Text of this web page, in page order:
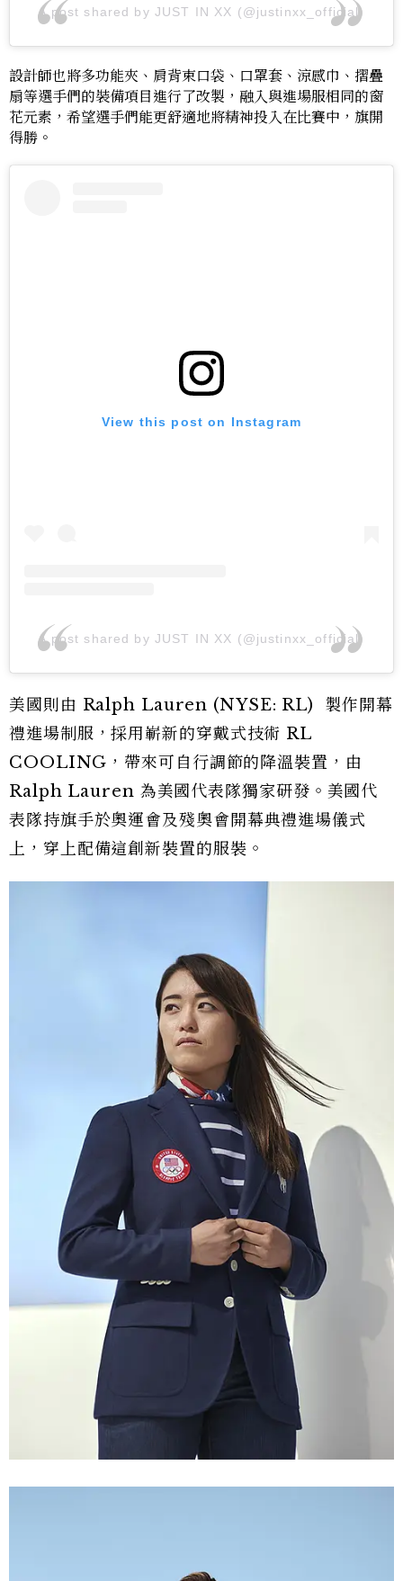
A post shared by JUST IN XX (@justinxx_official)
設計師也將多功能夾、肩背束口袋、口罩套、涼感巾、摺疊
扇等選手們的裝備項目進行了改製，融入與進場服相同的窗
花元素，希望選手們能更舒適地將精神投入在比賽中，旗開
得勝。
View this post on Instagram
A post shared by JUST IN XX (@justinxx_official)
美國則由 Ralph Lauren (NYSE: RL) 製作開幕
禮進場制服，採用嶄新的穿戴式技術 RL
COOLING，帶來可自行調節的降溫裝置，由
Ralph Lauren 為美國代表隊獨家研發。美國代
表隊持旗手於奧運會及殘奧會開幕典禮進場儀式
上，穿上配備這創新裝置的服裝。